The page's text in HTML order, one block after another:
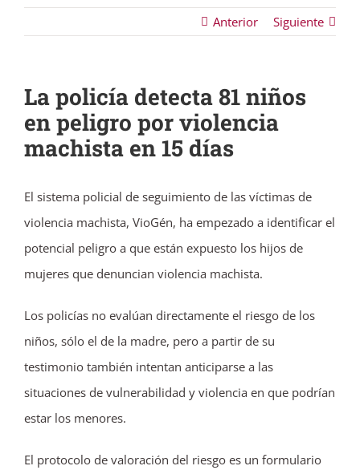
Anterior Siguiente
La policía detecta 81 niños
en peligro por violencia
machista en 15 días
El sistema policial de seguimiento de las víctimas de
violencia machista, VioGén, ha empezado a identificar el
potencial peligro a que están expuesto los hijos de
mujeres que denuncian violencia machista.
Los policías no evalúan directamente el riesgo de los
niños, sólo el de la madre, pero a partir de su
testimonio también intentan anticiparse a las
situaciones de vulnerabilidad y violencia en que podrían
estar los menores.
El protocolo de valoración del riesgo es un formulario